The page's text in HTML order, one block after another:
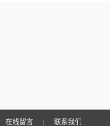
在线留言 联系我们